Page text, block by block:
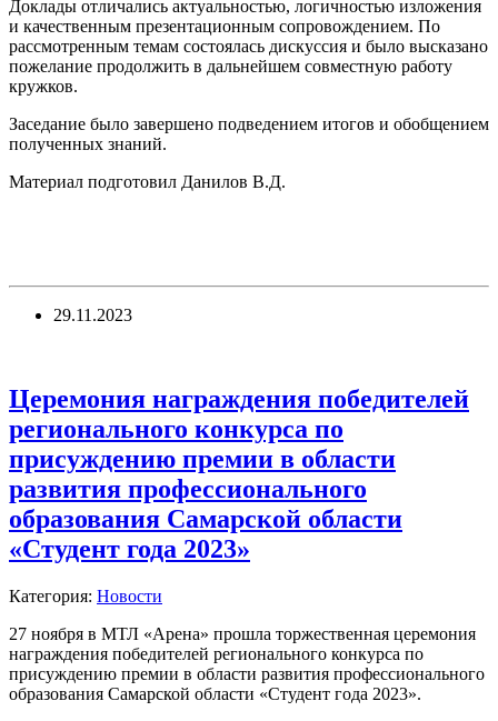
Доклады отличались актуальностью, логичностью изложения
и качественным презентационным сопровождением. По
рассмотренным темам состоялась дискуссия и было высказано
пожелание продолжить в дальнейшем совместную работу
кружков.
Заседание было завершено подведением итогов и обобщением
полученных знаний.
Материал подготовил Данилов В.Д.
29.11.2023
Церемония награждения победителей
регионального конкурса по
присуждению премии в области
развития профессионального
образования Самарской области
«Студент года 2023»
Категория: Новости
27 ноября в МТЛ «Арена» прошла торжественная церемония
награждения победителей регионального конкурса по
присуждению премии в области развития профессионального
образования Самарской области «Студент года 2023».